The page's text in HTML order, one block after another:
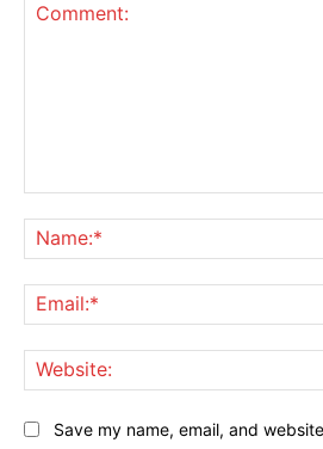
Save my name, email, and